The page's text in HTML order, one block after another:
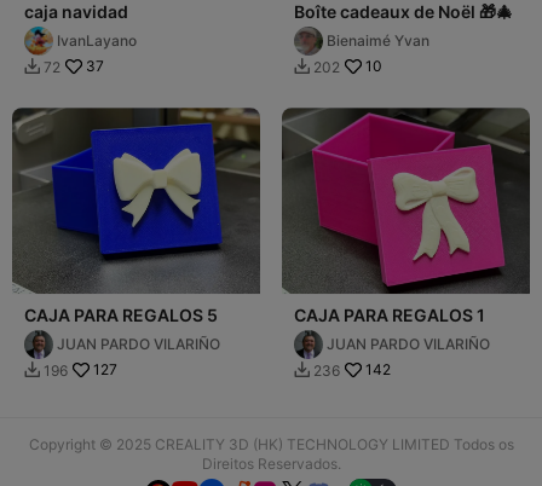
caja navidad
IvanLayano
 72 37
Boîte cadeaux de Noël 🎁🎄
Bienaimé Yvan
 202 10
CAJA PARA REGALOS 5
JUAN PARDO VILARIÑO
 196 127
CAJA PARA REGALOS 1
JUAN PARDO VILARIÑO
 236 142
Copyright © 2025 CREALITY 3D (HK) TECHNOLOGY LIMITED Todos os
Direitos Reservados.